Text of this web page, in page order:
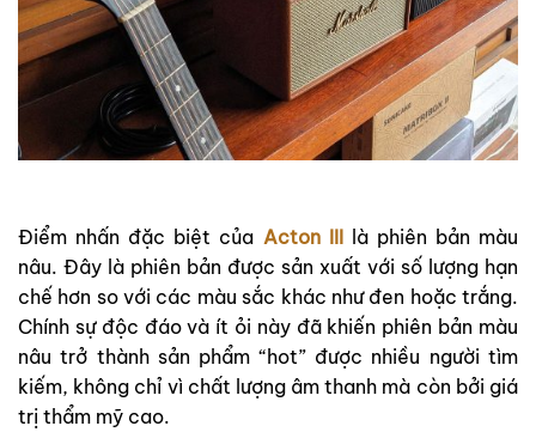
Điểm nhấn đặc biệt của Acton IIIlà phiên bản màu
nâu. Đây là phiên bản được sản xuất với số lượng hạn
chế hơn so với các màu sắc khác như đen hoặc trắng.
Chính sự độc đáo và ít ỏi này đã khiến phiên bản màu
nâu trở thành sản phẩm “hot” được nhiều người tìm
kiếm, không chỉ vì chất lượng âm thanh mà còn bởi giá
trị thẩm mỹ cao.